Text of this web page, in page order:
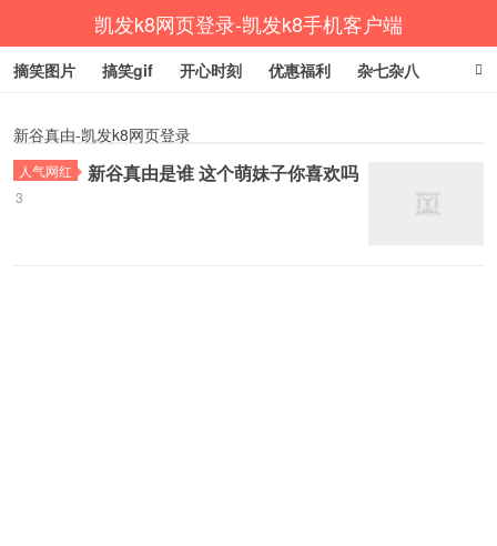
凯发k8网页登录-凯发k8手机客户端
摘笑图片 搞笑gif 开心时刻 优惠福利 杂七杂八
新谷真由-凯发k8网页登录
人气网红 新谷真由是谁 这个萌妹子你喜欢吗
3